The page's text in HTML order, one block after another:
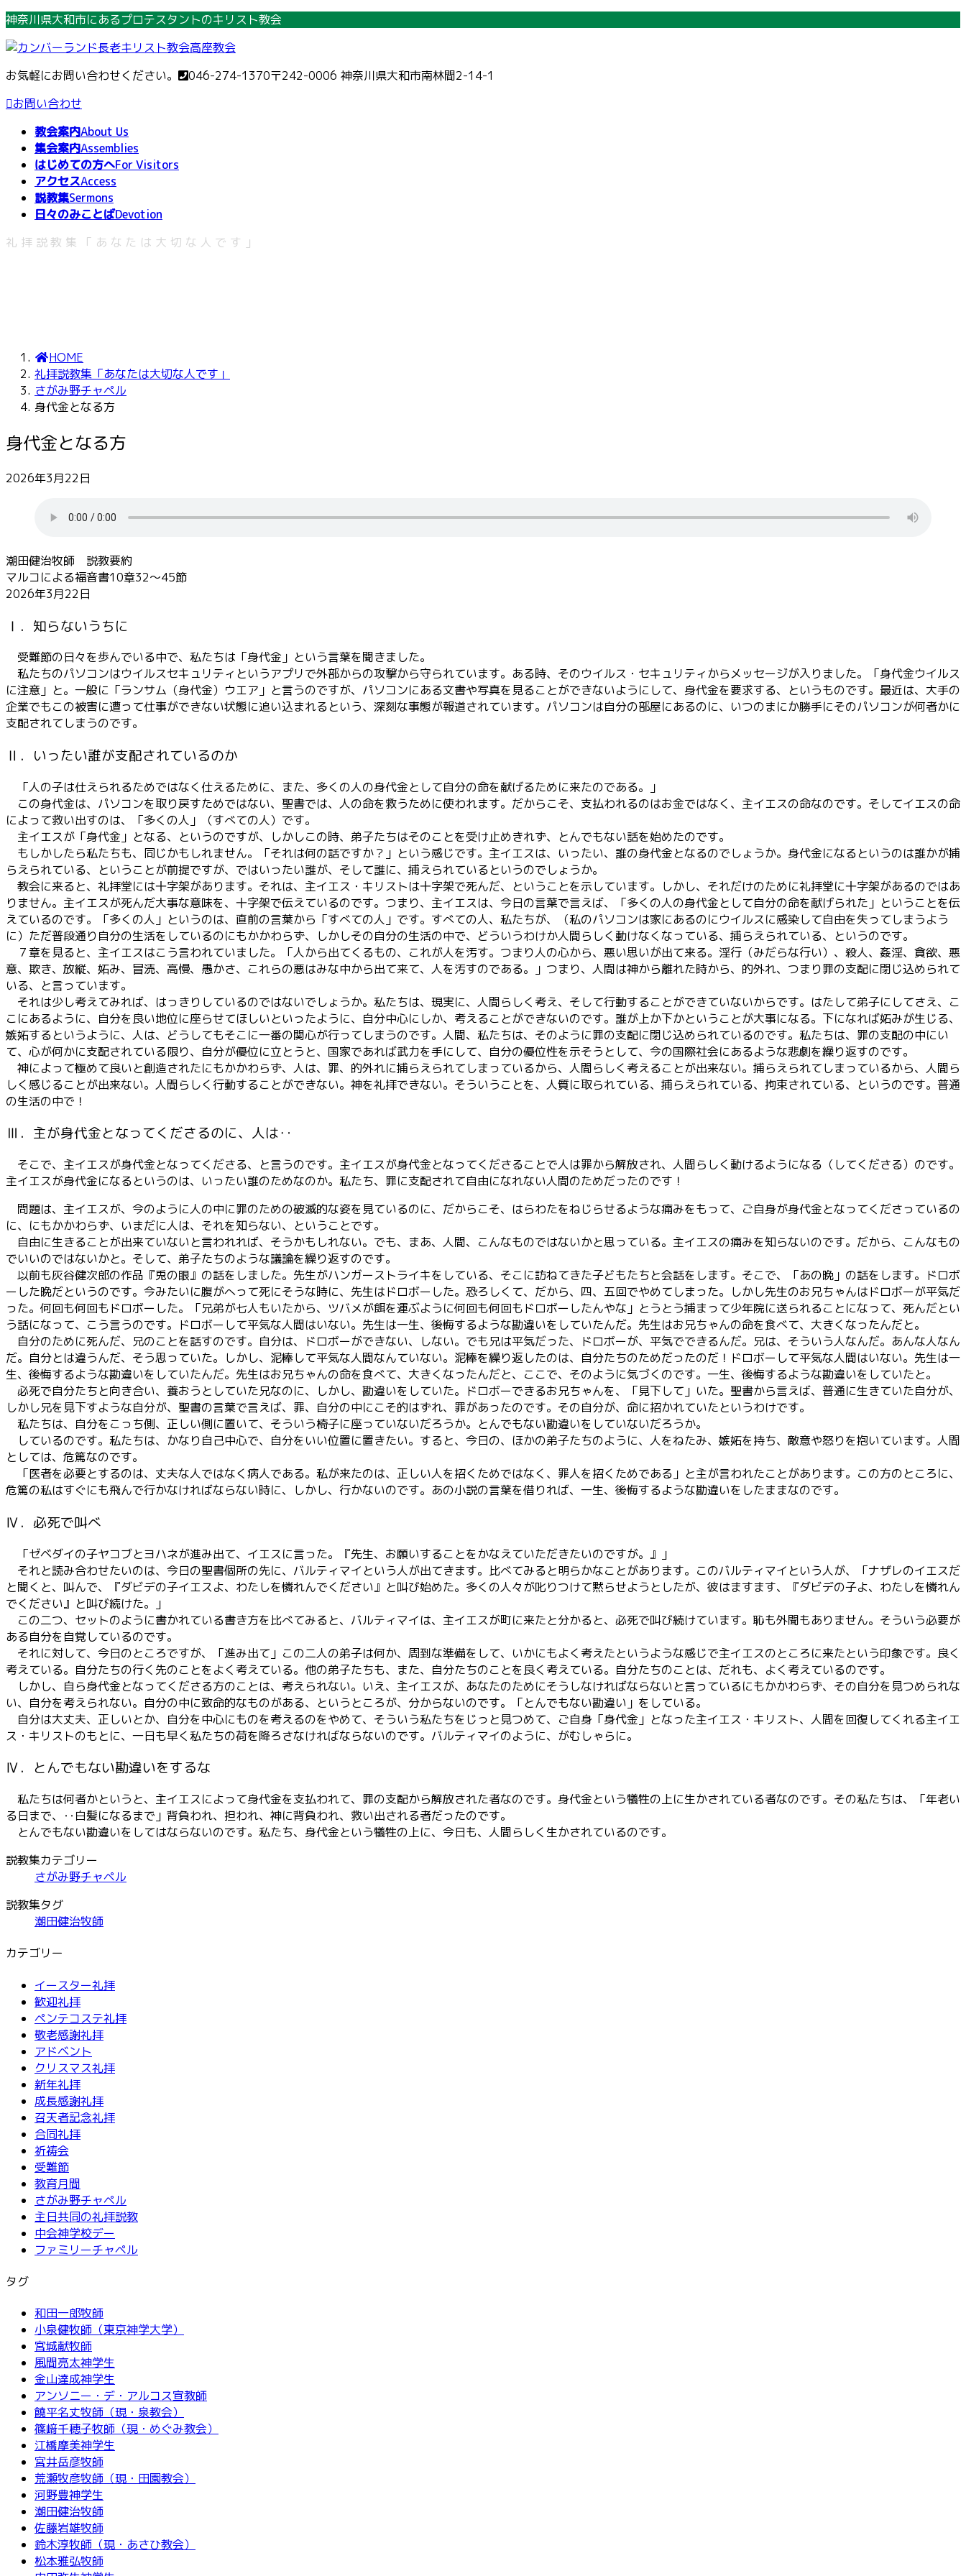
コ
テ
ン
ツ
へ
ナ
ゲ
ー
シ
ョ
神奈川県大和市にあるプロテスタントのキリスト教会
お気軽にお問い合わせください。 046-274-1370〒242-0006 神奈川県大和市南林間2-14-1
お問い合わせ
教会案内About Us
集会案内Assemblies
はじめての方へFor Visitors
アクセスAccess
説教集Sermons
日々のみことばDevotion
礼拝説教集「あなたは大切な人です」
HOME
礼拝説教集「あなたは大切な人です」
さがみ野チャペル
身代金となる方
身代金となる方
2026年3月22日
潮田健治牧師 説教要約
マルコによる福音書10章32～45節
2026年3月22日
Ⅰ．知らないうちに
受難節の日々を歩んでいる中で、私たちは「身代金」という言葉を聞きました。
私たちのパソコンはウイルスセキュリティというアプリで外部からの攻撃から守られています。ある時、そのウイルス・セキュリティからメッセージが入りました。「身代金ウイルス
に注意」と。一般に「ランサム（身代金）ウエア」と言うのですが、パソコンにある文書や写真を見ることができないようにして、身代金を要求する、というものです。最近は、大手の
企業でもこの被害に遭って仕事ができない状態に追い込まれるという、深刻な事態が報道されています。パソコンは自分の部屋にあるのに、いつのまにか勝手にそのパソコンが何者かに
支配されてしまうのです。
Ⅱ．いったい誰が支配されているのか
「人の子は仕えられるためではなく仕えるために、また、多くの人の身代金として自分の命を献げるために来たのである。」
この身代金は、パソコンを取り戻すためではない、聖書では、人の命を救うために使われます。だからこそ、支払われるのはお金ではなく、主イエスの命なのです。そしてイエスの命
によって救い出すのは、「多くの人」（すべての人）です。
主イエスが「身代金」となる、というのですが、しかしこの時、弟子たちはそのことを受け止めきれず、とんでもない話を始めたのです。
もしかしたら私たちも、同じかもしれません。「それは何の話ですか？」という感じです。主イエスは、いったい、誰の身代金となるのでしょうか。身代金になるというのは誰かが捕
らえられている、ということが前提ですが、ではいったい誰が、そして誰に、捕えられているというのでしょうか。
教会に来ると、礼拝堂には十字架があります。それは、主イエス・キリストは十字架で死んだ、ということを示しています。しかし、それだけのために礼拝堂に十字架があるのではあ
りません。主イエスが死んだ大事な意味を、十字架で伝えているのです。つまり、主イエスは、今日の言葉で言えば、「多くの人の身代金として自分の命を献げられた」ということを伝
えているのです。「多くの人」というのは、直前の言葉から「すべての人」です。すべての人、私たちが、（私のパソコンは家にあるのにウイルスに感染して自由を失ってしまうよう
に）ただ普段通り自分の生活をしているのにもかかわらず、しかしその自分の生活の中で、どういうわけか人間らしく動けなくなっている、捕らえられている、というのです。
７章を見ると、主イエスはこう言われていました。「人から出てくるもの、これが人を汚す。つまり人の心から、悪い思いが出て来る。淫行（みだらな行い）、殺人、姦淫、貪欲、悪
意、欺き、放縦、妬み、冒涜、高慢、愚かさ、これらの悪はみな中から出て来て、人を汚すのである。」つまり、人間は神から離れた時から、的外れ、つまり罪の支配に閉じ込められて
いる、と言っています。
それは少し考えてみれば、はっきりしているのではないでしょうか。私たちは、現実に、人間らしく考え、そして行動することができていないからです。はたして弟子にしてさえ、こ
こにあるように、自分を良い地位に座らせてほしいといったように、自分中心にしか、考えることができないのです。誰が上か下かということが大事になる。下になれば妬みが生じる、
嫉妬するというように、人は、どうしてもそこに一番の関心が行ってしまうのです。人間、私たちは、そのように罪の支配に閉じ込められているのです。私たちは、罪の支配の中にい
て、心が何かに支配されている限り、自分が優位に立とうと、国家であれば武力を手にして、自分の優位性を示そうとして、今の国際社会にあるような悲劇を繰り返すのです。
神によって極めて良いと創造されたにもかかわらず、人は、罪、的外れに捕らえられてしまっているから、人間らしく考えることが出来ない。捕らえられてしまっているから、人間ら
しく感じることが出来ない。人間らしく行動することができない。神を礼拝できない。そういうことを、人質に取られている、捕らえられている、拘束されている、というのです。普通
の生活の中で！
Ⅲ．主が身代金となってくださるのに、人は‥
そこで、主イエスが身代金となってくださる、と言うのです。主イエスが身代金となってくださることで人は罪から解放され、人間らしく動けるようになる（してくださる）のです。
主イエスが身代金になるというのは、いったい誰のためなのか。私たち、罪に支配されて自由になれない人間のためだったのです！
問題は、主イエスが、今のように人の中に罪のための破滅的な姿を見ているのに、だからこそ、はらわたをねじらせるような痛みをもって、ご自身が身代金となってくださっているの
に、にもかかわらず、いまだに人は、それを知らない、ということです。
自由に生きることが出来ていないと言われれば、そうかもしれない。でも、まあ、人間、こんなものではないかと思っている。主イエスの痛みを知らないのです。だから、こんなもの
でいいのではないかと。そして、弟子たちのような議論を繰り返すのです。
以前も灰谷健次郎の作品『兎の眼』の話をしました。先生がハンガーストライキをしている、そこに訪ねてきた子どもたちと会話をします。そこで、「あの晩」の話をします。ドロボ
ーした晩だというのです。今みたいに腹がへって死にそうな時に、先生はドロボーした。恐ろしくて、だから、四、五回でやめてしまった。しかし先生のお兄ちゃんはドロボーが平気だ
った。何回も何回もドロボーした。「兄弟が七人もいたから、ツバメが餌を運ぶように何回も何回もドロボーしたんやな」とうとう捕まって少年院に送られることになって、死んだとい
う話になって、こう言うのです。ドロボーして平気な人間はいない。先生は一生、後悔するような勘違いをしていたんだ。先生はお兄ちゃんの命を食べて、大きくなったんだと。
自分のために死んだ、兄のことを話すのです。自分は、ドロボーができない、しない。でも兄は平気だった、ドロボーが、平気でできるんだ。兄は、そういう人なんだ。あんな人なん
だ。自分とは違うんだ、そう思っていた。しかし、泥棒して平気な人間なんていない。泥棒を繰り返したのは、自分たちのためだったのだ！ドロボーして平気な人間はいない。先生は一
生、後悔するような勘違いをしていたんだ。先生はお兄ちゃんの命を食べて、大きくなったんだと、ここで、そのように気づくのです。一生、後悔するような勘違いをしていたと。
必死で自分たちと向き合い、養おうとしていた兄なのに、しかし、勘違いをしていた。ドロボーできるお兄ちゃんを、「見下して」いた。聖書から言えば、普通に生きていた自分が、
しかし兄を見下すような自分が、聖書の言葉で言えば、罪、自分の中にこそ的はずれ、罪があったのです。その自分が、命に招かれていたというわけです。
私たちは、自分をこっち側、正しい側に置いて、そういう椅子に座っていないだろうか。とんでもない勘違いをしていないだろうか。
しているのです。私たちは、かなり自己中心で、自分をいい位置に置きたい。すると、今日の、ほかの弟子たちのように、人をねたみ、嫉妬を持ち、敵意や怒りを抱いています。人間
としては、危篤なのです。
「医者を必要とするのは、丈夫な人ではなく病人である。私が来たのは、正しい人を招くためではなく、罪人を招くためである」と主が言われたことがあります。この方のところに、
危篤の私はすぐにも飛んで行かなければならない時に、しかし、行かないのです。あの小説の言葉を借りれば、一生、後悔するような勘違いをしたままなのです。
Ⅳ．必死で叫べ
「ゼベダイの子ヤコブとヨハネが進み出て、イエスに言った。『先生、お願いすることをかなえていただきたいのですが。』」
それと読み合わせたいのは、今日の聖書個所の先に、バルティマイという人が出てきます。比べてみると明らかなことがあります。このバルティマイという人が、「ナザレのイエスだ
と聞くと、叫んで、『ダビデの子イエスよ、わたしを憐れんでください』と叫び始めた。多くの人々が叱りつけて黙らせようとしたが、彼はますます、『ダビデの子よ、わたしを憐れん
でください』と叫び続けた。」
この二つ、セットのように書かれている書き方を比べてみると、バルティマイは、主イエスが町に来たと分かると、必死で叫び続けています。恥も外聞もありません。そういう必要が
ある自分を自覚しているのです。
それに対して、今日のところですが、「進み出て」この二人の弟子は何か、周到な準備をして、いかにもよく考えたというような感じで主イエスのところに来たという印象です。良く
考えている。自分たちの行く先のことをよく考えている。他の弟子たちも、また、自分たちのことを良く考えている。自分たちのことは、だれも、よく考えているのです。
しかし、自ら身代金となってくださる方のことは、考えられない。いえ、主イエスが、あなたのためにそうしなければならないと言っているにもかかわらず、その自分を見つめられな
い、自分を考えられない。自分の中に致命的なものがある、というところが、分からないのです。「とんでもない勘違い」をしている。
自分は大丈夫、正しいとか、自分を中心にものを考えるのをやめて、そういう私たちをじっと見つめて、ご自身「身代金」となった主イエス・キリスト、人間を回復してくれる主イエ
ス・キリストのもとに、一日も早く私たちの荷を降ろさなければならないのです。バルティマイのように、がむしゃらに。
Ⅳ．とんでもない勘違いをするな
私たちは何者かというと、主イエスによって身代金を支払われて、罪の支配から解放された者なのです。身代金という犠牲の上に生かされている者なのです。その私たちは、「年老い
る日まで、‥白髪になるまで」背負われ、担われ、神に背負われ、救い出される者だったのです。
とんでもない勘違いをしてはならないのです。私たち、身代金という犠牲の上に、今日も、人間らしく生かされているのです。
説教集カテゴリー
さがみ野チャペル
説教集タグ
潮田健治牧師
カテゴリー
イースター礼拝
歓迎礼拝
ペンテコステ礼拝
敬老感謝礼拝
アドベント
クリスマス礼拝
新年礼拝
成長感謝礼拝
召天者記念礼拝
合同礼拝
祈祷会
受難節
教育月間
さがみ野チャペル
主日共同の礼拝説教
中会神学校デー
ファミリーチャペル
タグ
和田一郎牧師
小泉健牧師（東京神学大学）
宮城献牧師
風間亮太神学生
金山達成神学生
アンソニー・デ・アルコス宣教師
饒平名丈牧師（現・泉教会）
篠﨑千穂子牧師（現・めぐみ教会）
江橋摩美神学生
宮井岳彦牧師
荒瀬牧彦牧師（現・田園教会）
河野豊神学生
潮田健治牧師
佐藤岩雄牧師
鈴木淳牧師（現・あさひ教会）
松本雅弘牧師